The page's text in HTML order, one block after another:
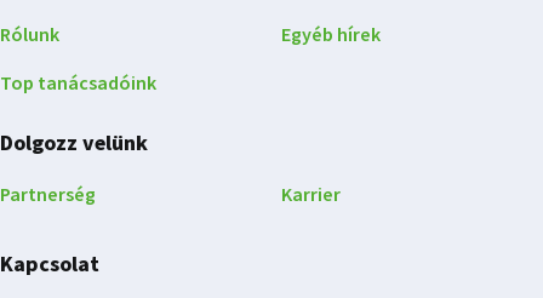
Rólunk
Top tanácsadóink
Egyéb hírek
Dolgozz velünk
Partnerség Karrier
Kapcsolat